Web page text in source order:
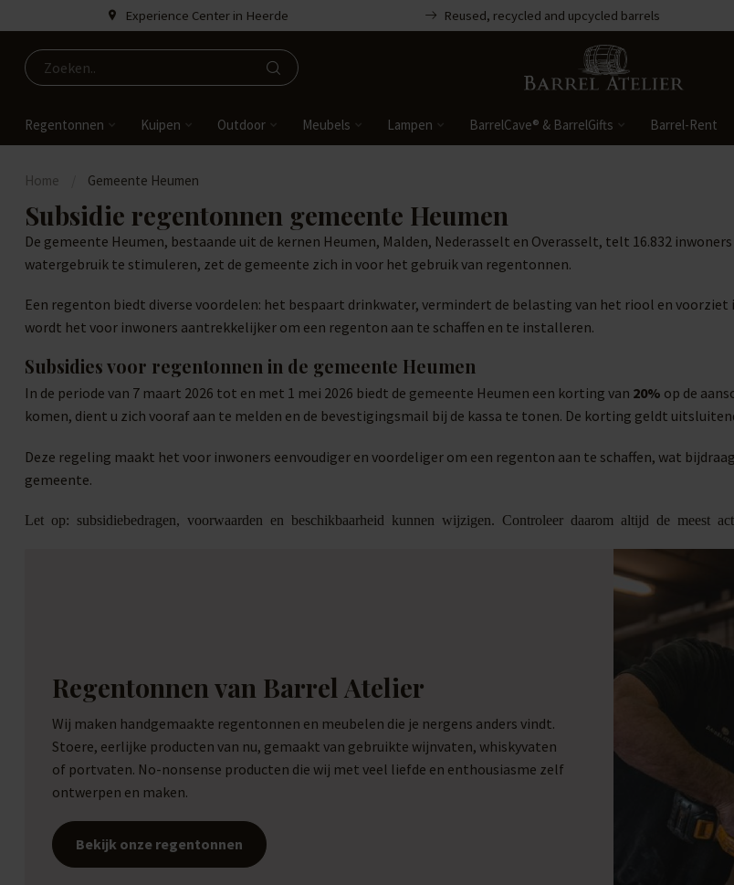
Experience Center in Heerde Reused, recycled and upcycled barrels
Regentonnen Kuipen Outdoor Meubels Lampen BarrelCave® & BarrelGifts Barrel-Rent
Home Gemeente Heumen
Subsidie regentonnen gemeente Heumen
De gemeente Heumen, bestaande uit de kernen Heumen, Malden, Nederasselt en Overasselt, telt 16.832
watergebruik te stimuleren, zet de gemeente zich in voor het gebruik van regentonnen.
Een regenton biedt diverse voordelen: het bespaart drinkwater, vermindert de belasting van het riool en
wordt het voor inwoners aantrekkelijker om een regenton aan te schaffen en te installeren.
Subsidies voor regentonnen in de gemeente Heumen
In de periode van 7 maart 2026 tot en met 1 mei 2026 biedt de gemeente Heumen een korting van 20% op de
komen, dient u zich vooraf aan te melden en de bevestigingsmail bij de kassa te tonen. De korting geldt
Deze regeling maakt het voor inwoners eenvoudiger en voordeliger om een regenton aan te schaffen, wat
gemeente.
Let op: subsidiebedragen, voorwaarden en beschikbaarheid kunnen wijzigen. Controleer daarom altijd de meest
Regentonnen van Barrel Atelier
Wij maken handgemaakte regentonnen en meubelen die je nergens anders vindt.
Stoere, eerlijke producten van nu, gemaakt van gebruikte wijnvaten, whiskyvaten
of portvaten. No-nonsense producten die wij met veel liefde en enthousiasme zelf
ontwerpen en maken.
Bekijk onze regentonnen